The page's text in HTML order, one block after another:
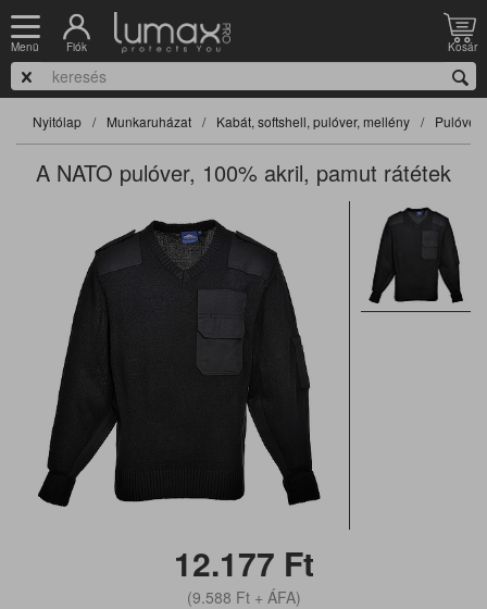
Menü Fiók Kosár
Nyitólap Munkaruházat Kabát, softshell, pulóver, mellény Pulóver
A NATO pulóver, 100% akril, pamut rátétek
12.177 Ft
(9.588 Ft+ ÁFA)